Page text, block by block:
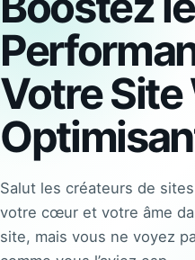
Votre Site
Salut les créateurs de
votre cœur et votre âme
site, mais vous ne voyez